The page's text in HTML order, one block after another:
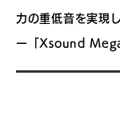
力の重低音を実現
ー「Xsound Mega